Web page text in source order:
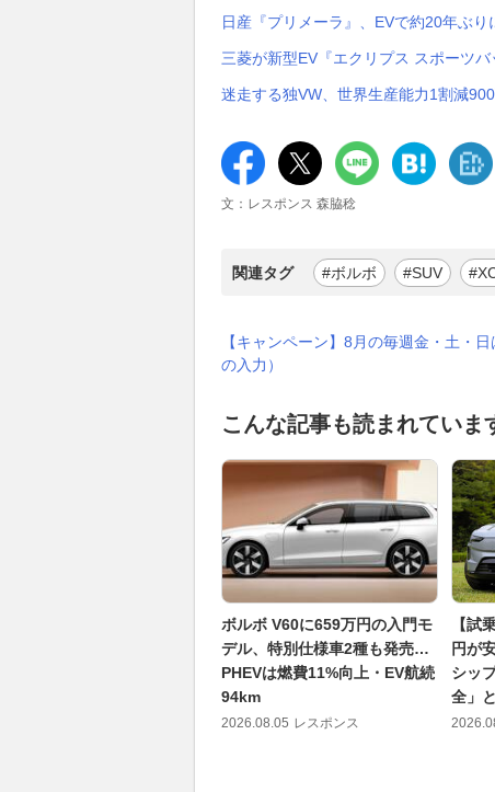
日産『プリメーラ』、EVで約20年ぶ
三菱が新型EV『エクリプス スポーツ
迷走する独VW、世界生産能力1割減
文：レスポンス 森脇稔
関連タグ #ボルボ #SUV
【キャンペーン】8月の毎週金・土・
の入力）
こんな記事も読まれていま
ボルボ V60に659万円の入門モ
デル、特別仕様車2種も発売…
PHEVは燃費11%向上・EV航続
94km
2026.08.05 レスポンス
【試
円が
シッ
全」